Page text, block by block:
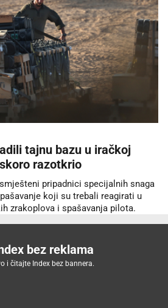
tajnu bazu u iračkoj
razotkrio
pripadnici specijalnih snaga
koji su trebali reagirati u
zrakoplova i spašavanja pilota.
bez reklama
i čitajte Index bez bannera.